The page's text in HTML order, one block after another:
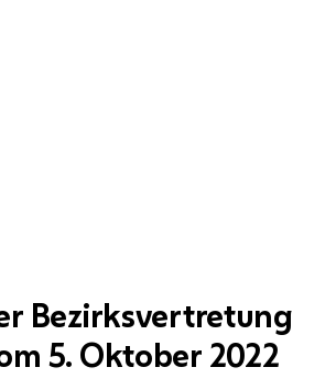
Bezirksvertretung
5. Oktober 2022